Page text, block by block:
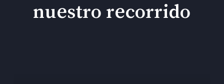
nuestro recorrido